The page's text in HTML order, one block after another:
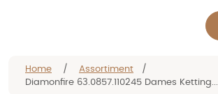
Home / Assortiment
/
Diamonfire 63.0857.110245 Dames Ketting...